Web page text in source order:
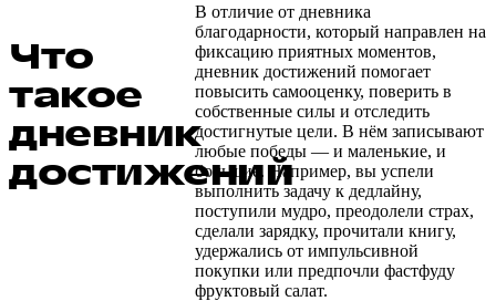
Что
такое
дневник
достижений
В отличие от дневника
благодарности, который направлен на
фиксацию приятных моментов,
дневник достижений помогает
повысить самооценку, поверить в
собственные силы и отследить
достигнутые цели. В нём записывают
любые победы — и маленькие, и
большие. Например, вы успели
выполнить задачу к дедлайну,
поступили мудро, преодолели страх,
сделали зарядку, прочитали книгу,
удержались от импульсивной
покупки или предпочли фастфуду
фруктовый салат.